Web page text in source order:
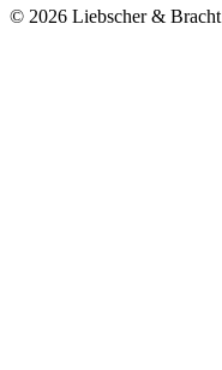
© 2026 Liebscher & Bracht